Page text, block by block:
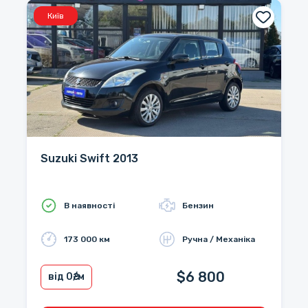
Київ
Suzuki Swift 2013
В наявності Бензин
173 000 км Ручна / Механіка
від 0₴/м $6 800